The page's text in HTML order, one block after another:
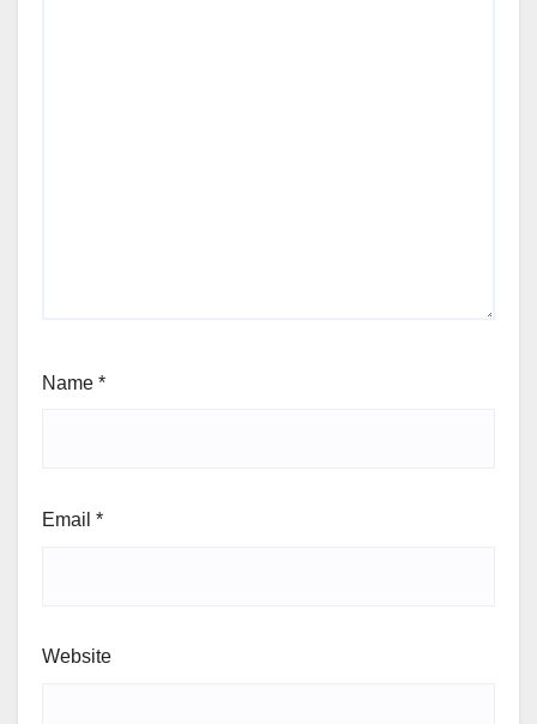
Name *
Email *
Website